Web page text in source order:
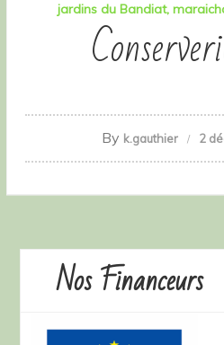
jardins du Bandiat
By k.gauthier 2
Nos Financeurs